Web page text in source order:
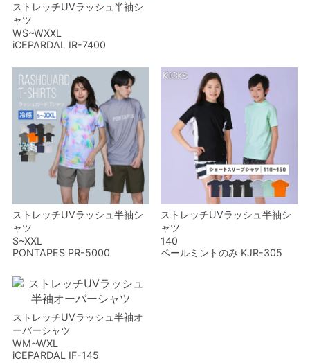
ストレッチUVラッシュ半袖シ
ャツ
WS~WXXL
iCEPARDAL IR-7400
ストレッチUVラッシュ半袖シ
ャツ
S~XXL
PONTAPES PR-5000
ストレッチUVラッシュ半袖シ
ャツ
140
ペールミントのみ KJR-305
ストレッチUVラッシュ半袖オ
ーバーシャツ
WM~WXL
iCEPARDAL IF-145